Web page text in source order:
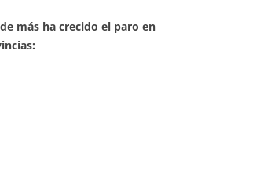
más ha crecido el paro en